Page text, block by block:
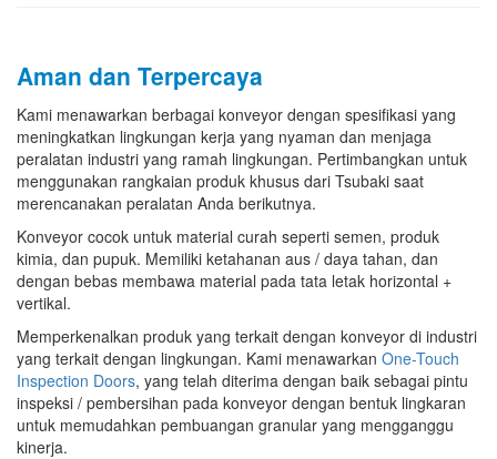
Aman dan Terpercaya
Kami menawarkan berbagai konveyor dengan spesifikasi yang
meningkatkan lingkungan kerja yang nyaman dan menjaga
peralatan industri yang ramah lingkungan. Pertimbangkan untuk
menggunakan rangkaian produk khusus dari Tsubaki saat
merencanakan peralatan Anda berikutnya.
Konveyor cocok untuk material curah seperti semen, produk
kimia, dan pupuk. Memiliki ketahanan aus / daya tahan, dan
dengan bebas membawa material pada tata letak horizontal +
vertikal.
Memperkenalkan produk yang terkait dengan konveyor di industri
yang terkait dengan lingkungan. Kami menawarkan One-Touch
Inspection Doors, yang telah diterima dengan baik sebagai pintu
inspeksi / pembersihan pada konveyor dengan bentuk lingkaran
untuk memudahkan pembuangan granular yang mengganggu
kinerja.